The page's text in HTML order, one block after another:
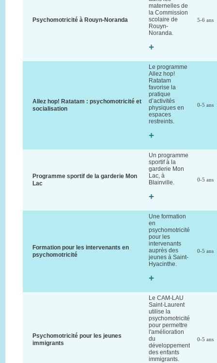
Psychomotricité à Rouyn-Noranda
maternelles de
la Commission
scolaire de
Rouyn-
Noranda.
+
5-6 ans
Allez hop! Ratatam : psychomotricité et
socialisation
Le programme
Allez hop!
Ratatam
favorise la
pratique
d’activités
physiques en
espaces
restreints.
+
0-5 ans
Programme sportif de la garderie Mon
Lac
Un programme
sportif à la
garderie Mon
Lac, à
Blainville.
+
0-5 ans
Formation pour les intervenants en
psychomotricité
Une formation
en
psychomotricité
pour les
intervenants
auprès des
jeunes à Saint-
Hyacinthe.
+
0-5 ans
Psychomotricité pour les jeunes
immigrants
Le CAM-LAU
Saint-Laurent
utilise la
psychomotricité
pour permettre
l'amélioration
du
développement
des enfants
immigrants.
0-5 ans